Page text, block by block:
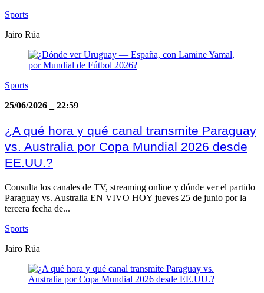
Sports
Jairo Rúa
Sports
25/06/2026
22:59
¿A qué hora y qué canal transmite Paraguay
vs. Australia por Copa Mundial 2026 desde
EE.UU.?
Consulta los canales de TV, streaming online y dónde ver el partido
Paraguay vs. Australia EN VIVO HOY jueves 25 de junio por la
tercera fecha de...
Sports
Jairo Rúa